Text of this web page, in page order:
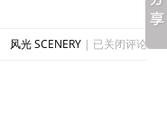
风光 SCENERY| 孤
已关闭评论